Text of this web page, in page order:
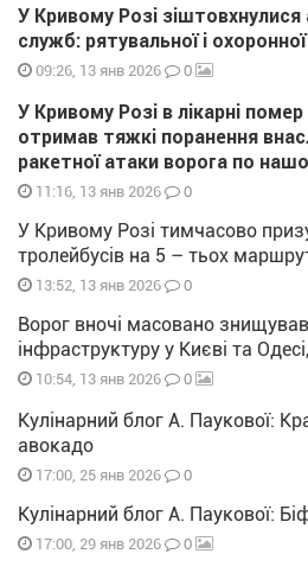
У Кривому Розі зіштовхнулися
служб: рятувальної і охоронної
09:26, 13 янв 2026 0
У Кривому Розі в лікарні
отримав тяжкі поранення
ракетної атаки ворога по
11:16, 13 янв 2026 0
У Кривому Розі тимчасово
тролейбусів на 5 – тьох
13:52, 13 янв 2026 0
Ворог вночі масовано
інфраструктуру у Києві та
10:54, 13 янв 2026 0
Кулінарний блог А. Паукової:
авокадо
17:00, 25 янв 2026 0
Кулінарний блог А. Паукової:
17:00, 29 янв 2026 0